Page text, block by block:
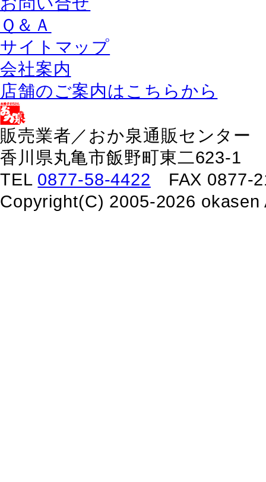
Ｑ＆Ａ
サイトマップ
会社案内
店舗のご案内はこちらから
販売業者／おか泉通販センター
香川県丸亀市飯野町東二623-1
TEL 0877-58-4422 FAX 0877-
Copyright(C) 2005-2026